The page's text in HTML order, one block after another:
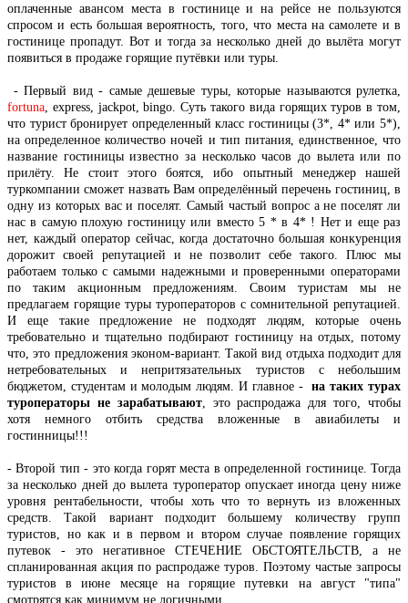
оплаченные авансом места в гостинице и на рейсе не пользуются
спросом и есть большая вероятность, того, что места на самолете и в
гостинице пропадут. Вот и тогда за несколько дней до вылёта могут
появиться в продаже горящие путёвки или туры.
- Первый вид - самые дешевые туры, которые называются рулетка,
fortuna , express, jackpot, bingo. Суть такого вида горящих туров в том,
что турист бронирует определенный класс гостиницы (3*, 4* или 5*),
на определенное количество ночей и тип питания, единственное, что
название гостиницы известно за несколько часов до вылета или по
прилёту. Не стоит этого боятся, ибо опытный менеджер нашей
туркомпании сможет назвать Вам определённый перечень гостиниц, в
одну из которых вас и поселят. Самый частый вопрос а не поселят ли
нас в самую плохую гостиницу или вместо 5 * в 4* ! Нет и еще раз
нет, каждый оператор сейчас, когда достаточно большая конкуренция
дорожит своей репутацией и не позволит себе такого. Плюс мы
работаем только с самыми надежными и проверенными операторами
по таким акционным предложениям. Своим туристам мы не
предлагаем горящие туры туроператоров с сомнительной репутацией.
И еще такие предложение не подходят людям, которые очень
требовательно и тщательно подбирают гостиницу на отдых, потому
что, это предложения эконом-вариант. Такой вид отдыха подходит для
нетребовательных и непритязательных туристов с небольшим
бюджетом, студентам и молодым людям. И главное -на таких турах
туроператоры не зарабатывают, это распродажа для того, чтобы
хотя немного отбить средства вложенные в авиабилеты и
гостинницы!!!
- Второй тип - это когда горят места в определенной гостинице. Тогда
за несколько дней до вылета туроператор опускает иногда цену ниже
уровня рентабельности, чтобы хоть что то вернуть из вложенных
средств. Такой вариант подходит большему количеству групп
туристов, но как и в первом и втором случае появление горящих
путевок - это негативное СТЕЧЕНИЕ ОБСТОЯТЕЛЬСТВ, а не
спланированная акция по распродаже туров. Поэтому частые запросы
туристов в июне месяце на горящие путевки на август "типа"
смотрятся как минимум не логичными.